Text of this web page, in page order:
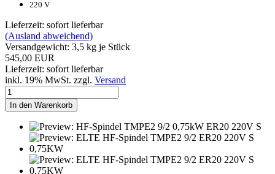
220 V
Lieferzeit: sofort lieferbar
(Ausland abweichend)
Versandgewicht: 3,5 kg je Stück
545,00 EUR
Lieferzeit: sofort lieferbar
inkl. 19% MwSt. zzgl. Versand
In den Warenkorb